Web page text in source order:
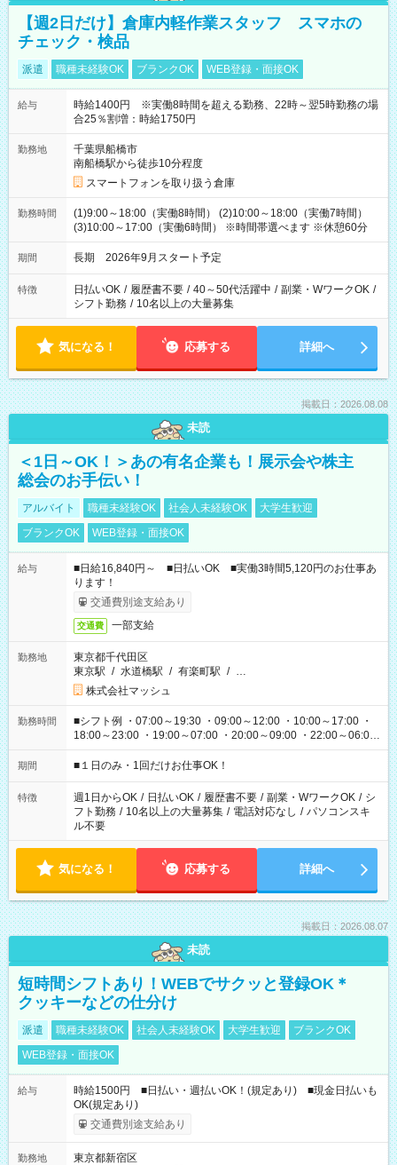
【週2日だけ】倉庫内軽作業スタッフ スマホの
チェック・検品
派遣 職種未経験OK ブランクOK WEB登録・面接OK
給与
時給1400円 ※実働8時間を超える勤務、22時～翌5時勤務の場
合25％割増：時給1750円
勤務地
千葉県船橋市
南船橋駅から徒歩10分程度
スマートフォンを取り扱う倉庫
勤務時間
(1)9:00～18:00（実働8時間） (2)10:00～18:00（実働7時間）
(3)10:00～17:00（実働6時間） ※時間帯選べます ※休憩60分
期間 長期 2026年9月スタート予定
特徴 日払いOK / 履歴書不要 / 40～50代活躍中 / 副業・WワークOK /
シフト勤務 / 10名以上の大量募集
気になる！ 応募する 詳細へ
掲載日：2026.08.08
未読
＜1日～OK！＞あの有名企業も！展示会や株主
総会のお手伝い！
アルバイト 職種未経験OK 社会人未経験OK
大学生歓迎
ブランクOK
WEB登録・面接OK
給与
■日給16,840円～ ■日払いOK ■実働3時間5,120円のお仕事あ
ります！
交通費別途支給あり
交通費 一部支給
勤務地
東京都千代田区
東京駅 / 水道橋駅 / 有楽町駅 / …
株式会社マッシュ
勤務時間
■シフト例 ・07:00～19:30 ・09:00～12:00 ・10:00～17:00 ・
18:00～23:00 ・19:00～07:00 ・20:00～09:00 ・22:00～06:00
etc ★最短で3時間で5,120円のお仕事から 15時間で2万円近く稼
げるお仕事も！ ご希望のお時間に合わせてご紹介！ ※シフトは
ください！
期間 ■１日のみ・1回だけお仕事OK！
特徴 週1日からOK / 日払いOK / 履歴書不要 / 副業・WワークOK / シ
フト勤務 / 10名以上の大量募集 / 電話対応なし / パソコンスキ
ル不要
気になる！ 応募する 詳細へ
掲載日：2026.08.07
未読
短時間シフトあり！WEBでサクッと登録OK＊
クッキーなどの仕分け
派遣 職種未経験OK 社会人未経験OK 大学生歓迎
ブランクOK
WEB登録・面接OK
給与
時給1500円 ■日払い・週払いOK！(規定あり) ■現金日払いも
OK(規定あり)
交通費別途支給あり
勤務地
東京都新宿区